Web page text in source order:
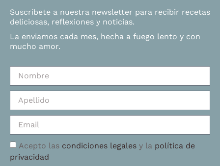
Suscríbete a nuestra newsletter para recibir recetas
deliciosas, reflexiones y noticias.
La enviamos cada mes, hecha a fuego lento y con
mucho amor.
Acepto las condiciones legales y la política de
privacidad